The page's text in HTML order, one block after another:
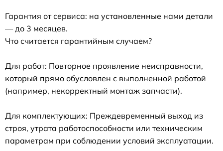
Гарантия от сервиса: на установленные нами детали
— до 3 месяцев.
Что считается гарантийным случаем?
Для работ: Повторное проявление неисправности,
который прямо обусловлен с выполненной работой
(например, некорректный монтаж запчасти).
Для комплектующих: Преждевременный выход из
строя, утрата работоспособности или техническим
параметрам при соблюдении условий эксплуатации.